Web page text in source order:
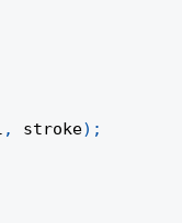
, stroke) ;